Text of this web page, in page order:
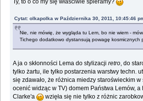
Ty, to o co my się właściwie spieramy?
Cytat: olkapolka w Października 30, 2011, 10:45:46
Nie, nie mówię, że wygląda tu Lem, bo nie wiem -
Tichego dodatkowo dystansują powagę kosmicznych
A ja o skłonności Lema do stylizacjiretro, do
tylko żartu, ile tylko postarzenia warstwy techn.
się zdawało, że różnica miedzy staroświeckim w
ocenić widząc w TV) domem Państwa Lemów,
Clarke'a
wzięła się nie tylko z różnic